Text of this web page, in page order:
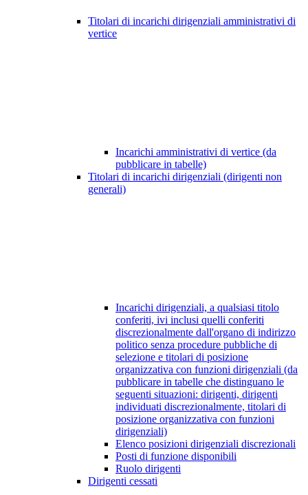
Titolari di incarichi dirigenziali amministrativi di
vertice
Incarichi amministrativi di vertice (da
pubblicare in tabelle)
Titolari di incarichi dirigenziali (dirigenti non
generali)
Incarichi dirigenziali, a qualsiasi titolo
conferiti, ivi inclusi quelli conferiti
discrezionalmente dall'organo di indirizzo
politico senza procedure pubbliche di
selezione e titolari di posizione
organizzativa con funzioni dirigenziali (da
pubblicare in tabelle che distinguano le
seguenti situazioni: dirigenti, dirigenti
individuati discrezionalmente, titolari di
posizione organizzativa con funzioni
dirigenziali)
Elenco posizioni dirigenziali discrezionali
Posti di funzione disponibili
Ruolo dirigenti
Dirigenti cessati